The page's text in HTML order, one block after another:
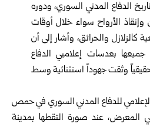
الدفاع المدني السوري، ودوره
وإنقاذ الأرواح سواء خلال أوقات
كالزلازل والحرائق، وأشار إلى أن
بعدسات إعلاميي الدفاع
وثقت جهوداً استثنائية وسط
للدفاع المدني السوري في حمص
المعرض، عند صورة التقطها بمدينة